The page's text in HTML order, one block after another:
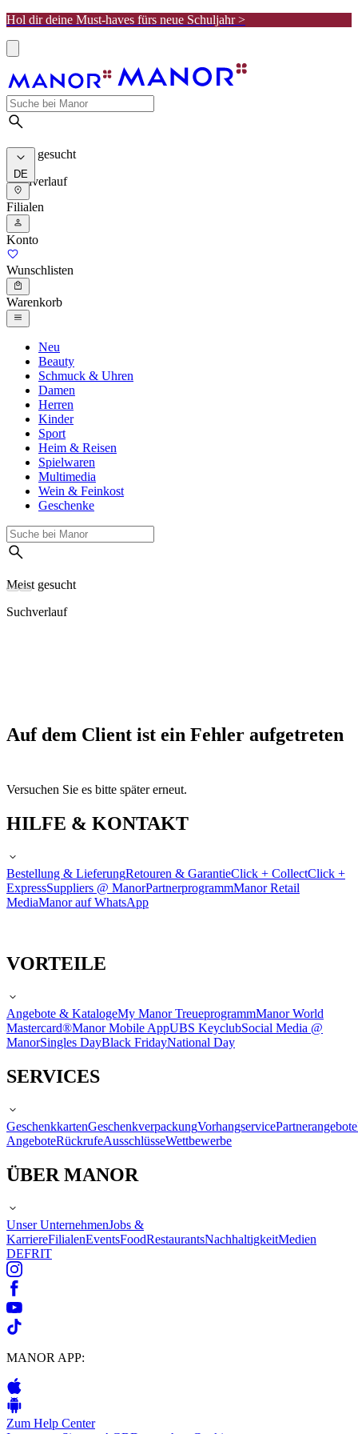
Hol dir deine Must-haves fürs neue Schuljahr >
Meist gesucht
Suchverlauf
DE
Filialen
Konto
Wunschlisten
Warenkorb
Neu
Beauty
Schmuck & Uhren
Damen
Herren
Kinder
Sport
Heim & Reisen
Spielwaren
Multimedia
Wein & Feinkost
Geschenke
Meist gesucht
Suchverlauf
Auf dem Client ist ein Fehler aufgetreten
Versuchen Sie es bitte später erneut.
HILFE & KONTAKT
Bestellung & LieferungRetouren & GarantieClick + CollectClick +
ExpressSuppliers @ ManorPartnerprogrammManor Retail
MediaManor auf WhatsApp
VORTEILE
Angebote & KatalogeMy Manor TreueprogrammManor World
Mastercard®Manor Mobile AppUBS KeyclubSocial Media @
ManorSingles DayBlack FridayNational Day
SERVICES
GeschenkkartenGeschenkverpackungVorhangservicePartnerangebote
AngeboteRückrufeAusschlüsseWettbewerbe
ÜBER MANOR
Unser UnternehmenJobs &
KarriereFilialenEventsFoodRestaurantsNachhaltigkeitMedien
DEFRIT
MANOR APP:
Zum Help Center